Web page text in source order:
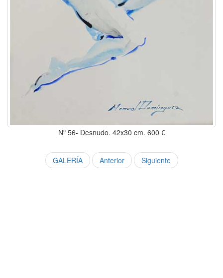
Nº 56- Desnudo. 42x30 cm. 600 €
GALERÍA Anterior Siguiente